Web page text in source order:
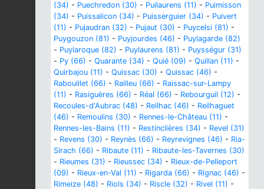
(34) - Puechredon (30) - Puilaurens (11) - Puimisson
(34) - Puissalicon (34) - Puisserguier (34) - Puivert
(11) - Pujaudran (32) - Pujaut (30) - Puycelsi (81) -
Puygouzon (81) - Puyjourdes (46) - Puylagarde (82)
- Puylaroque (82) - Puylaurens (81) - Puysségur (31)
- Py (66) - Quarante (34) - Quié (09) - Quillan (11) -
Quirbajou (11) - Quissac (30) - Quissac (46) -
Rabouillet (66) - Railleu (66) - Raissac-sur-Lampy
(11) - Rasiguères (66) - Réal (66) - Rebourguil (12) -
Recoules-d'Aubrac (48) - Reilhac (46) - Reilhaguet
(46) - Remoulins (30) - Rennes-le-Château (11) -
Rennes-les-Bains (11) - Restinclières (34) - Revel (31)
- Revens (30) - Reynès (66) - Reyrevignes (46) - Ria-
Sirach (66) - Ribaute (11) - Ribaute-les-Tavernes (30)
- Rieumes (31) - Rieussec (34) - Rieux-de-Pelleport
(09) - Rieux-en-Val (11) - Rigarda (66) - Rignac (46) -
Rimeize (48) - Riols (34) - Riscle (32) - Rivel (11) -